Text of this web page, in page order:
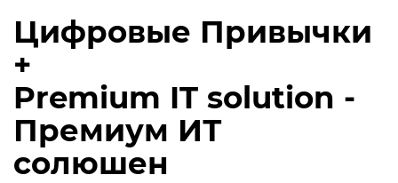
Цифровые Привычки
+
Premium IT solution -
Премиум ИТ
солюшен